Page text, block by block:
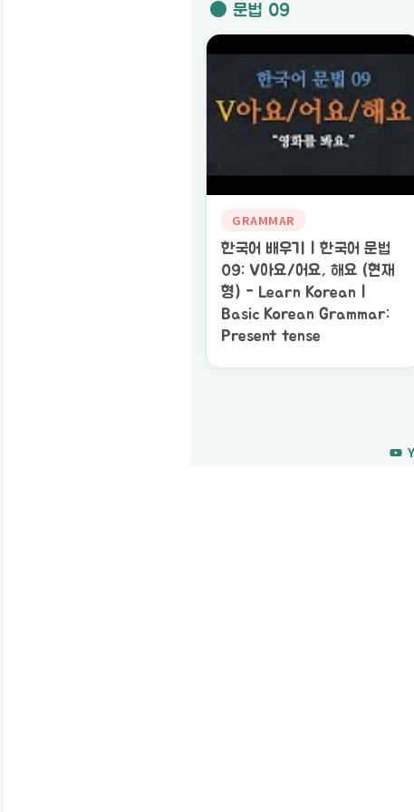
● 문법 09
GRAMMAR
한국어 배우기 | 한국어 문법
09: V아요/어요, 해요 (현재
형) - Learn Korean |
Basic Korean Grammar:
Present tense